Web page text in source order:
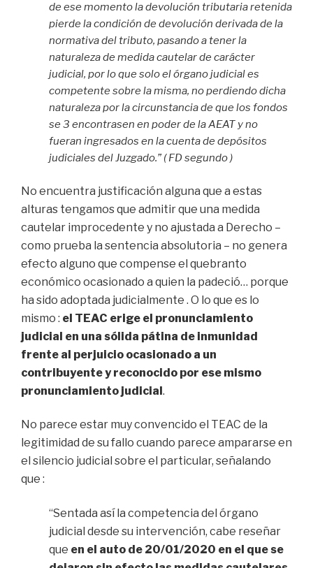
de ese momento la devolución tributaria retenida
pierde la condición de devolución derivada de la
normativa del tributo, pasando a tener la
naturaleza de medida cautelar de carácter
judicial, por lo que solo el órgano judicial es
competente sobre la misma, no perdiendo dicha
naturaleza por la circunstancia de que los fondos
se 3 encontrasen en poder de la AEAT y no
fueran ingresados en la cuenta de depósitos
judiciales del Juzgado.” ( FD segundo )
No encuentra justificación alguna que a estas
alturas tengamos que admitir que una medida
cautelar improcedente y no ajustada a Derecho –
como prueba la sentencia absolutoria – no genera
efecto alguno que compense el quebranto
económico ocasionado a quien la padeció… porque
ha sido adoptada judicialmente . O lo que es lo
mismo : el TEAC erige el pronunciamiento
judicial en una sólida pátina de inmunidad
frente al perjuicio ocasionado a un
contribuyente y reconocido por ese mismo
pronunciamiento judicial.
No parece estar muy convencido el TEAC de la
legitimidad de su fallo cuando parece ampararse en
el silencio judicial sobre el particular, señalando
que :
“Sentada así la competencia del órgano
judicial desde su intervención, cabe reseñar
que en el auto de 20/01/2020 en el que se